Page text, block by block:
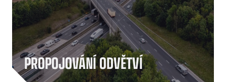
pomáhá zjednodušit každodenní provoz.
PROPOJOVÁNÍ ODVĚTVÍ